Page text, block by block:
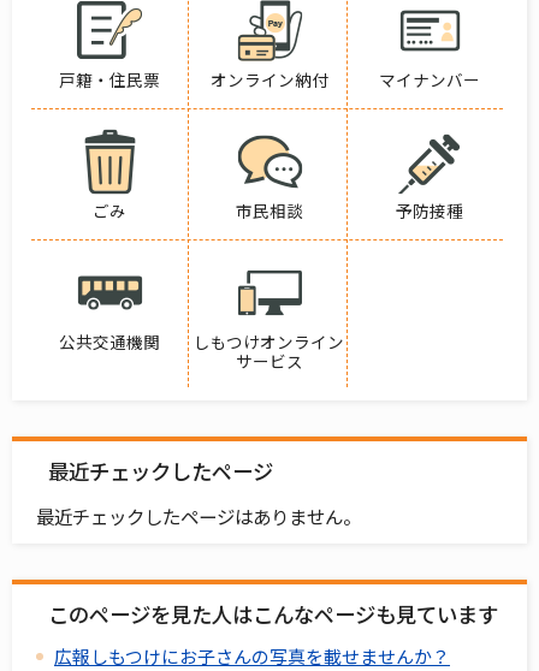
戸籍・住民票 オンライン納付 マイナンバー
ごみ 市民相談 予防接種
公共交通機関
しもつけオンライン
サービス
最近チェックしたページ
最近チェックしたページはありません。
このページを見た人はこんなページも見ています
広報しもつけにお子さんの写真を載せませんか？